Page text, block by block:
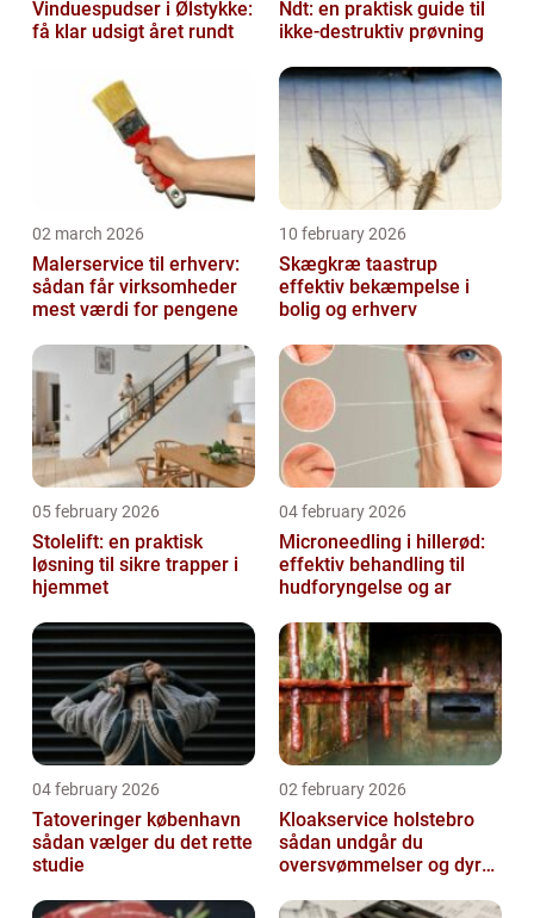
Vinduespudser i Ølstykke:
få klar udsigt året rundt
Ndt: en praktisk guide til
ikke-destruktiv prøvning
02 march 2026
Malerservice til erhverv:
sådan får virksomheder
mest værdi for pengene
10 february 2026
Skægkræ taastrup
effektiv bekæmpelse i
bolig og erhverv
05 february 2026
Stolelift: en praktisk
løsning til sikre trapper i
hjemmet
04 february 2026
Microneedling i hillerød:
effektiv behandling til
hudforyngelse og ar
04 february 2026
Tatoveringer københavn
sådan vælger du det rette
studie
02 february 2026
Kloakservice holstebro
sådan undgår du
oversvømmelser og dyre